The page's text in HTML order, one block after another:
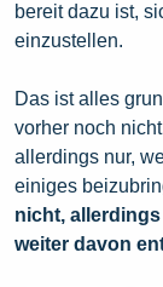
bereit dazu ist,
einzustellen.
Das ist alles
vorher noch
allerdings nur,
einiges
nicht,
weiter davon